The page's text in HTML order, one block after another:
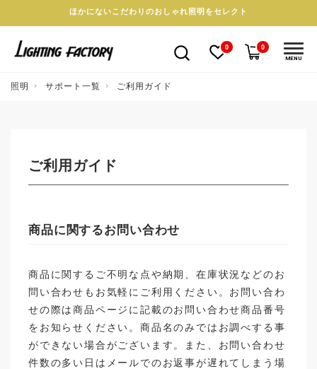
ほかにないこだわりのおしゃれ照明をセレクト
0 0
MENU
照明 サポート一覧 ご利用ガイド
ご利用ガイド
商品に関するお問い合わせ
商品に関するご不明な点や納期、在庫状況などのお
問い合わせもお気軽にご利用ください。お問い合わ
せの際は商品ページに記載のお問い合わせ商品番号
をお知らせください。商品名のみではお調べする事
ができない場合がございます。また、お問い合わせ
件数の多い日はメールでのお返事が遅れてしまう場